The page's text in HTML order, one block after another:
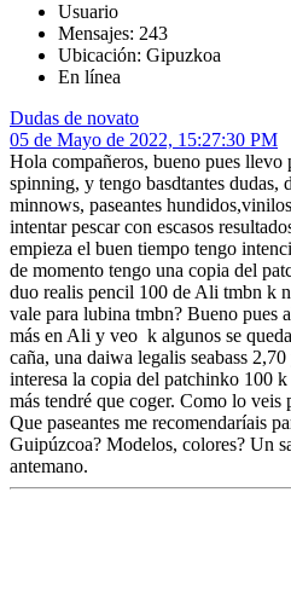
Usuario
Mensajes: 243
Ubicación: Gipuzkoa
En línea
Dudas de novato
05 de Mayo de 2022, 15:27:30 PM
Hola compañeros, bueno pues llevo
spinning, y tengo basdtantes dudas,
minnows, paseantes
intentar pescar con escasos
empieza el buen tiempo tengo
de momento tengo una copia del
duo realis pencil 100 de Ali tmbn k
vale para lubina tmbn? Bueno pues
más en Ali y veo k algunos se
caña, una daiwa legalis seabass
interesa la copia del patchinko 100
más tendré que coger. Como lo veis
Que paseantes me recomendaríais
Guipúzcoa? Modelos, colores? Un
antemano.